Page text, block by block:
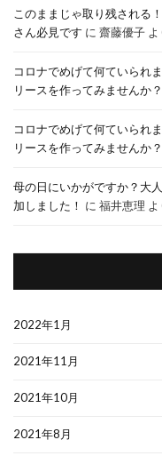
このままじゃ取り残される
さん必見です に 齋藤優子 よ
コロナでめげて何ていられ
リースを作ってみませんか？
コロナでめげて何ていられ
リースを作ってみませんか？
母の日にいかがですか？大
加しました！ に 福井恵理 よ
2022年1月
2021年11月
2021年10月
2021年8月